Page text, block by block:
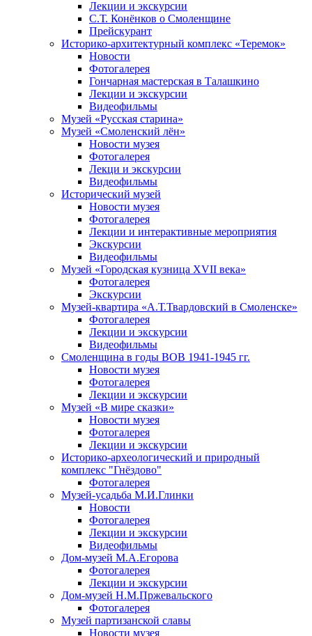
Лекции и экскурсии
С.Т. Конёнков о Смоленщине
Прейскурант
Историко-архитектурный комплекс «Теремок»
Новости
Фотогалерея
Гончарная мастерская в Талашкино
Лекции и экскурсии
Видеофильмы
Музей «Русская старина»
Музей «Смоленский лён»
Новости музея
Фотогалерея
Лекци и экскурсии
Видеофильмы
Исторический музей
Новости музея
Фотогалерея
Лекции и интерактивные мероприятия
Экскурсии
Видеофильмы
Музей «Городская кузница XVII века»
Фотогалерея
Экскурсии
Музей-квартира «А.Т.Твардовский в Смоленске»
Фотогалерея
Лекции и экскурсии
Видеофильмы
Смоленщина в годы ВОВ 1941-1945 гг.
Новости музея
Фотогалерея
Лекции и экскурсии
Музей «В мире сказки»
Новости музея
Фотогалерея
Лекции и экскурсии
Историко-археологический и природный
комплекс "Гнёздово"
Фотогалерея
Музей-усадьба М.И.Глинки
Новости
Фотогалерея
Лекции и экскурсии
Видеофильмы
Дом-музей М.А.Егорова
Фотогалерея
Лекции и экскурсии
Дом-музей Н.М.Пржевальского
Фотогалерея
Музей партизанской славы
Новости музея